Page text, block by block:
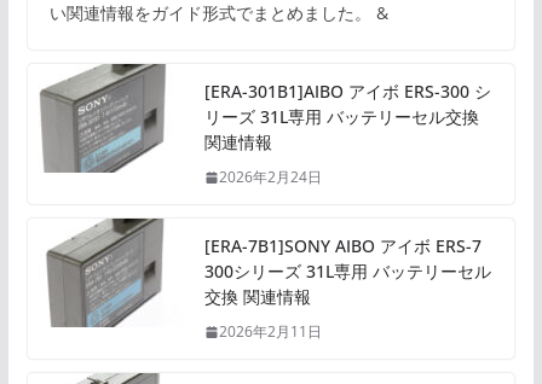
い関連情報をガイド形式でまとめました。 &
[ERA-301B1]AIBO アイボ ERS-300 シ
リーズ 31L専用 バッテリーセル交換
関連情報
2026年2月24日
[ERA-7B1]SONY AIBO アイボ ERS-7
300シリーズ 31L専用 バッテリーセル
交換 関連情報
2026年2月11日